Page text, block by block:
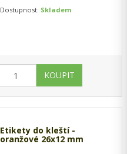
…
Dostupnost: Skladem
Etikety do kleští -
oranžové 26x12 mm